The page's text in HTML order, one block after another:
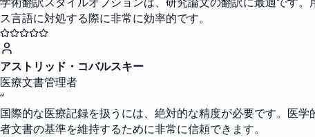
ス言語に対処する際に非常に効率的です。
アストリッド・コバルスキー
医療文書管理者
“
国際的な医療記録を扱うには、絶対的な精度が必要です。医
者文書の基準を維持するために非常に信頼できます。